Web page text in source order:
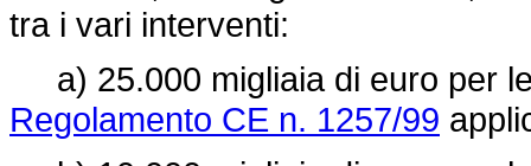
tra i vari interventi:
a) 25.000 migliaia di euro per
Regolamento CE n. 1257/99